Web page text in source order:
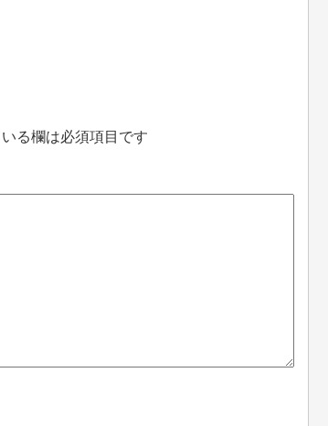
る欄は必須項目です